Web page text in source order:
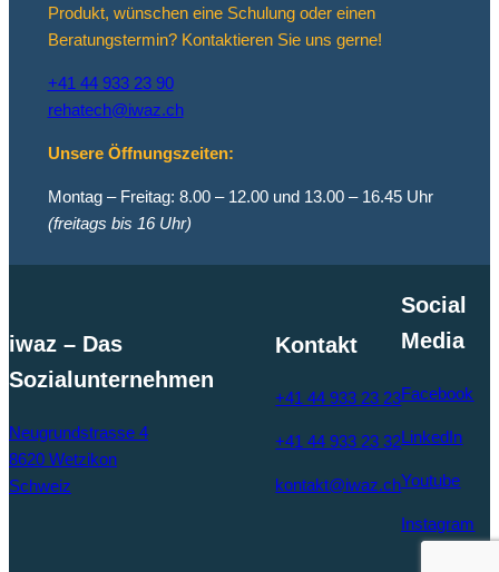
Produkt, wünschen eine Schulung oder einen
Beratungstermin? Kontaktieren Sie uns gerne!
+41 44 933 23 90
rehatech@iwaz.ch
Unsere Öffnungszeiten:
Montag – Freitag: 8.00 – 12.00 und 13.00 – 16.45 Uhr
(freitags bis 16 Uhr)
iwaz – Das
Sozialunternehmen
Neugrundstrasse 4
8620 Wetzikon
Schweiz
Kontakt
+41 44 933 23 23
+41 44 933 23 32
kontakt@iwaz.ch
Social
Media
Facebook
LinkedIn
Youtube
Instagram